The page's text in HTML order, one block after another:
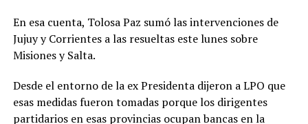
En esa cuenta, Tolosa Paz sumó las intervenciones de
Jujuy y Corrientes a las resueltas este lunes sobre
Misiones y Salta.
Desde el entorno de la ex Presidenta dijeron a LPO que
esas medidas fueron tomadas porque los dirigentes
partidarios en esas provincias ocupan bancas en la